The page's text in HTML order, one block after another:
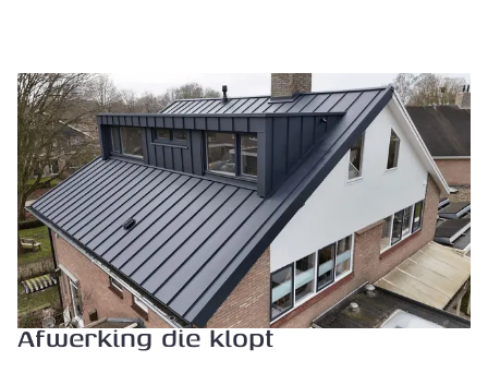
Afwerking die klopt